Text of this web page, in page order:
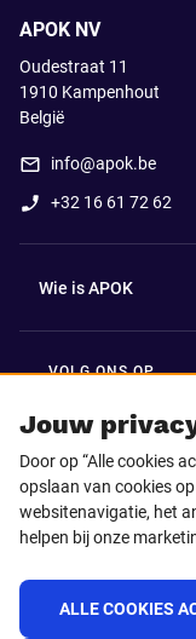
Jouw
Door op “Alle cookies
opslaan van cookies
websitenavigatie, het
helpen bij onze
ALLE COOKIES
APOK NV
Oudestraat 11
1910 Kampenhout
België
info@apok.be
+32 16 61 72 62
Wie is APOK
VOLG ONS OP
Facebook
Instagram